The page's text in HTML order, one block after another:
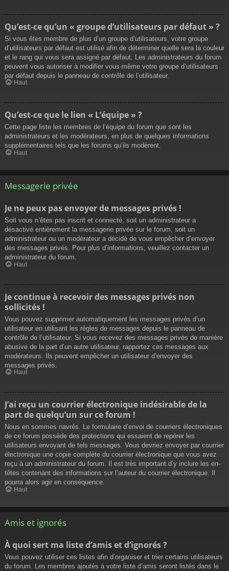
Qu’est-ce qu’un « groupe d’utilisateurs par défaut » ?
Si vous êtes membre de plus d’un groupe d’utilisateurs, votre groupe
d’utilisateurs par défaut est utilisé afin de déterminer quelle sera la couleur
et le rang qui vous sera assigné par défaut. Les administrateurs du forum
peuvent vous autoriser à modifier vous-même votre groupe d’utilisateurs
par défaut depuis le panneau de contrôle de l’utilisateur.
Haut
Qu’est-ce que le lien « L’équipe » ?
Cette page liste les membres de l’équipe du forum que sont les
administrateurs et les modérateurs, en plus de quelques informations
supplémentaires tels que les forums qu’ils modèrent.
Haut
Messagerie privée
Je ne peux pas envoyer de messages privés !
Soit vous n’êtes pas inscrit et connecté, soit un administrateur a
désactivé entièrement la messagerie privée sur le forum, soit un
administrateur ou un modérateur a décidé de vous empêcher d’envoyer
des messages privés. Pour plus d’informations, veuillez contacter un
administrateur du forum.
Haut
Je continue à recevoir des messages privés non
sollicités !
Vous pouvez supprimer automatiquement les messages privés d’un
utilisateur en utilisant les règles de messages depuis le panneau de
contrôle de l’utilisateur. Si vous recevez des messages privés de manière
abusive de la part d’un autre utilisateur, rapportez ces messages aux
modérateurs. Ils peuvent empêcher un utilisateur d’envoyer des
messages privés.
Haut
J’ai reçu un courrier électronique indésirable de la
part de quelqu’un sur ce forum !
Nous en sommes navrés. Le formulaire d’envoi de courriers électroniques
de ce forum possède des protections qui essaient de repérer les
utilisateurs envoyant de tels messages. Vous devriez envoyer par courrier
électronique une copie complète du courrier électronique que vous avez
reçu à un administrateur du forum. Il est très important d’y inclure les en-
têtes contenant des informations sur l’auteur du courrier électronique. Il
pourra alors agir en conséquence.
Haut
Amis et ignorés
À quoi sert ma liste d’amis et d’ignorés ?
Vous pouvez utiliser ces listes afin d’organiser et trier certains utilisateurs
du forum. Les membres ajoutés à votre liste d’amis seront listés dans le